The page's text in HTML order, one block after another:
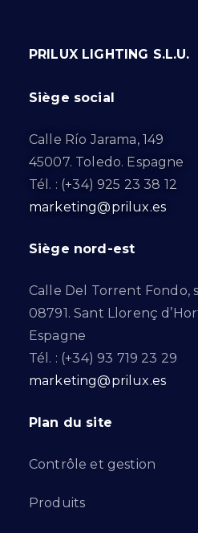
PRILUX LIGHTING S.L.U.
Siège social
Calle Río Jarama, 149
45007. Toledo. Espagne
Tél. : (+34) 925 23 38 12
marketing@prilux.es
Siège nord-est
Calle Del Torrent Fondo,
08791. Sant Llorenç
Espagne
Tél. : (+34) 93 719 23 29
marketing@prilux.es
Plan du site
Contrôle et gestion
Produits